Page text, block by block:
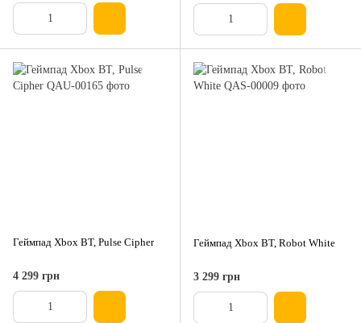
Геймпад Xbox BT, Pulse Cipher
4 299 грн
Геймпад Xbox BT, Robot White
3 299 грн